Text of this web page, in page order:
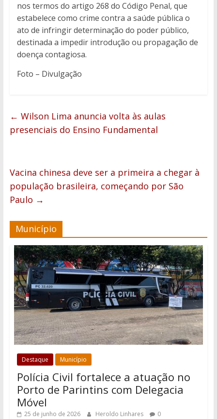
nos termos do artigo 268 do Código Penal, que
estabelece como crime contra a saúde pública o
ato de infringir determinação do poder público,
destinada a impedir introdução ou propagação de
doença contagiosa.
Foto – Divulgação
← Wilson Lima anuncia volta às aulas
presenciais do Ensino Fundamental
Vacina chinesa deve ser a primeira a chegar à
população brasileira, começando por São
Paulo →
Município
Destaque Município
Polícia Civil fortalece a atuação no
Porto de Parintins com Delegacia
Móvel
25 de junho de 2026 Heroldo Linhares 0